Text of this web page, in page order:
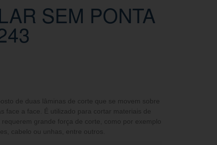
SEM PONTA
de duas lâminas de corte que se movem sobre
face a face. É utilizado para cortar materiais de
grande força de corte, como por exemplo
cabelo ou unhas, entre outros.